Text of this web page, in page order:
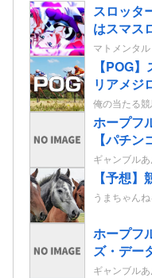
スロッタ
はスマス
だよね」
マトメンタル
【POG
リアメジ
スの2歳
俺の当たる
ホープフ
【パチン
ギャンブル
【予想
うまちゃん
ホープフ
ズ・デー
ギャンブル